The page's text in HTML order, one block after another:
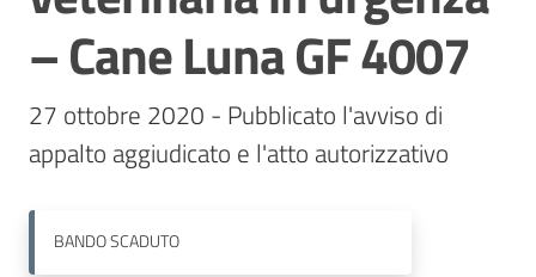
– Cane Luna GF 4007
27 ottobre 2020 - Pubblicato l'avviso di
appalto aggiudicato e l'atto autorizzativo
BANDOSCADUTO